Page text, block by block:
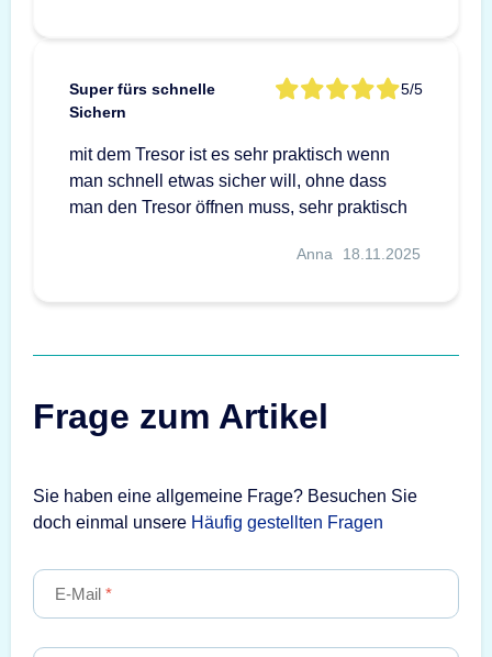
Super fürs schnelle
Sichern
5/5
mit dem Tresor ist es sehr praktisch wenn
man schnell etwas sicher will, ohne dass
man den Tresor öffnen muss, sehr praktisch
Anna 18.11.2025
Frage zum Artikel
Sie haben eine allgemeine Frage? Besuchen Sie
doch einmal unsere Häufig gestellten Fragen
E-Mail